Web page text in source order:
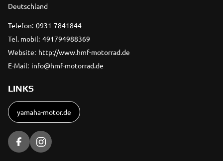
Deutschland
Telefon: 0931-7841844
Tel. mobil: 491794988369
Website: http://www.hmf-motorrad.de
E-Mail: info@hmf-motorrad.de
LINKS
yamaha-motor.de